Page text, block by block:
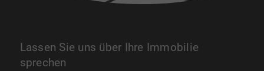
Lassen Sie uns über Ihre Immobilie
sprechen